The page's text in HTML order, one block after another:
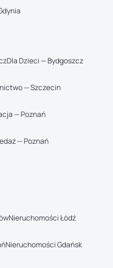
Dla Dzieci — Bydgoszcz
— Szczecin
— Poznań
— Poznań
Nieruchomości Łódź
Nieruchomości Gdańsk